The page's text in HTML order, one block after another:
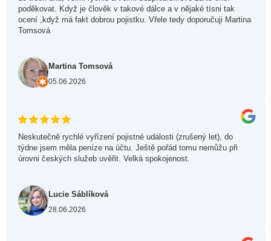
poděkovat. Když je člověk v takové dálce a v nějaké tísni tak
ocení ,když má fakt dobrou pojistku. Vřele tedy doporučuji Martina
Tomsová
Martina Tomsová
05.06.2026
Neskutečně rychlé vyřízení pojistné události (zrušený let), do
týdne jsem měla peníze na účtu. Ještě pořád tomu nemůžu při
úrovni českých služeb uvěřit. Velká spokojenost.
Lucie Sáblíková
28.06.2026